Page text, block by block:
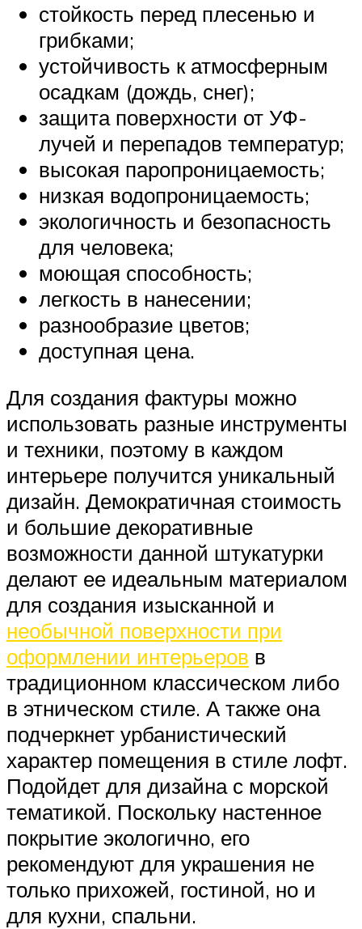
стойкость перед плесенью и
грибками;
устойчивость к атмосферным
осадкам (дождь, снег);
защита поверхности от УФ-
лучей и перепадов температур;
высокая паропроницаемость;
низкая водопроницаемость;
экологичность и безопасность
для человека;
моющая способность;
легкость в нанесении;
разнообразие цветов;
доступная цена.
Для создания фактуры можно
использовать разные инструменты
и техники, поэтому в каждом
интерьере получится уникальный
дизайн. Демократичная стоимость
и большие декоративные
возможности данной штукатурки
делают ее идеальным материалом
для создания изысканной и
необычной поверхности при
оформлении интерьеров в
традиционном классическом либо
в этническом стиле. А также она
подчеркнет урбанистический
характер помещения в стиле лофт.
Подойдет для дизайна с морской
тематикой. Поскольку настенное
покрытие экологично, его
рекомендуют для украшения не
только прихожей, гостиной, но и
для кухни, спальни.